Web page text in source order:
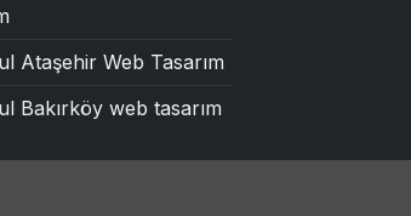
Ataşehir Web Tasarım
Bakırköy web tasarım